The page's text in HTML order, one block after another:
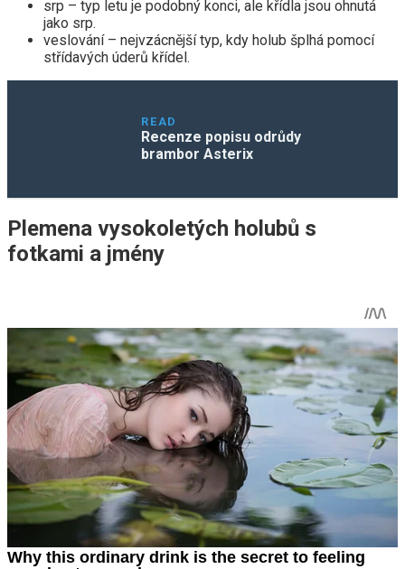
srp – typ letu je podobný konci, ale křídla jsou ohnutá
jako srp.
veslování – nejvzácnější typ, kdy holub šplhá pomocí
střídavých úderů křídel.
READ
Recenze popisu odrůdy
brambor Asterix
Plemena vysokoletých holubů s
fotkami a jmény